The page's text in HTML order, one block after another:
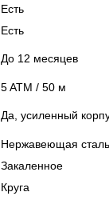
Есть
Есть
До 12 месяцев
5 ATM / 50 м
Да, усиленный
Нержавеющая сталь
Закаленное
Круга